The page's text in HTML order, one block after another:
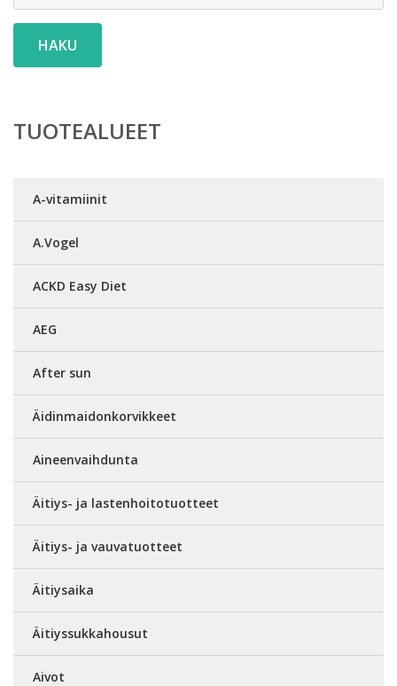
HAKU
TUOTEALUEET
A-vitamiinit
A.Vogel
ACKD Easy Diet
AEG
After sun
Äidinmaidonkorvikkeet
Aineenvaihdunta
Äitiys- ja lastenhoitotuotteet
Äitiys- ja vauvatuotteet
Äitiysaika
Äitiyssukkahousut
Aivot